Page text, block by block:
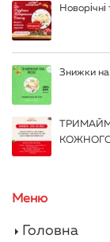
Знижки на
Меню
Головна